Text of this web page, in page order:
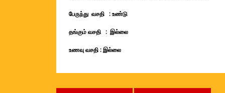
பேருந்து வசதி : உண்டு
தங்கும் வசதி : இல்லை
உணவு வசதி : இல்லை